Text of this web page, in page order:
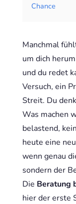
Chance
Manchmal
um dich
und du redet
Versuch, ein
Streit. Du
Was machen
belastend,
heute eine
wenn genau
sondern der
Die Beratung
hier der erste